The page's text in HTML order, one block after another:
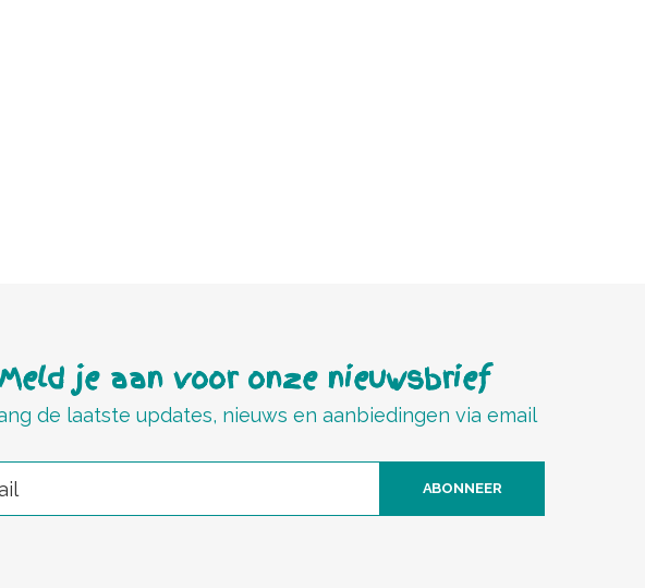
je aan voor onze nieuwsbrief
de laatste updates, nieuws en aanbiedingen via email
ABONNEER